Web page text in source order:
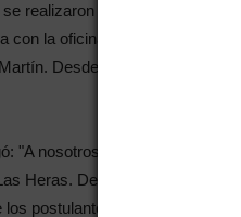
realizaron con la empresa
con la oficina porque se
Desde Tadicor se han
"A nosotros nos han pedido
Heras. Desde la empresa
postulantes que se